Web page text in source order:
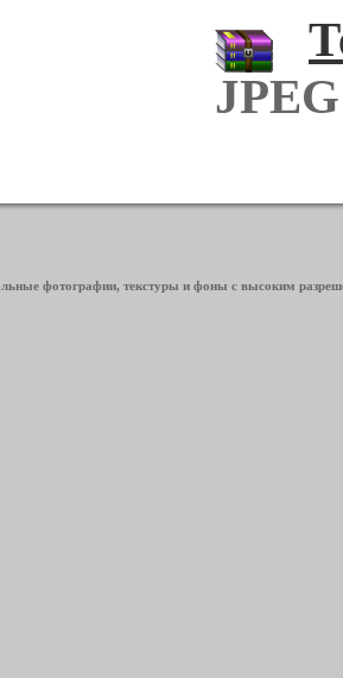
фотографии, текстуры и фоны с высоким